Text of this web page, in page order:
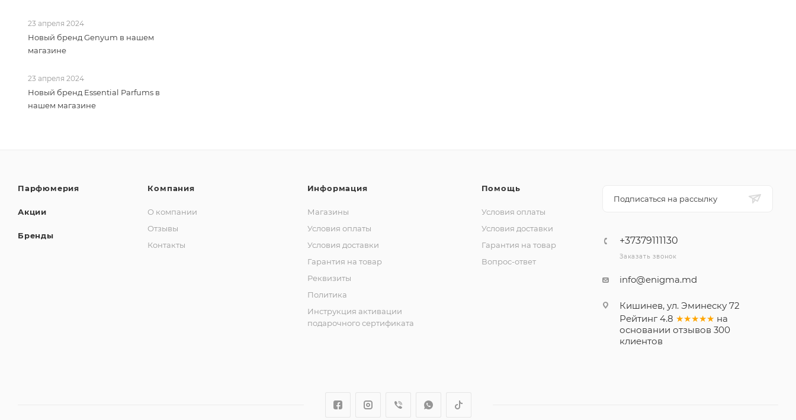
23 апреля 2024
Новый бренд Genyum в нашем
магазине
23 апреля 2024
Новый бренд Essential Parfums в
нашем магазине
Парфюмерия
Акции
Бренды
Компания
О компании
Отзывы
Контакты
Информация
Магазины
Условия оплаты
Условия доставки
Гарантия на товар
Реквизиты
Политика
Инструкция активации
подарочного сертификата
Помощь
Условия оплаты
Условия доставки
Гарантия на товар
Вопрос-ответ
Подписаться на рассылку
+37379111130
Заказать звонок
info@enigma.md
Кишинев, ул. Эминеску 72
Рейтинг 4.8 ★★★★★ на
основании отзывов 300
клиентов